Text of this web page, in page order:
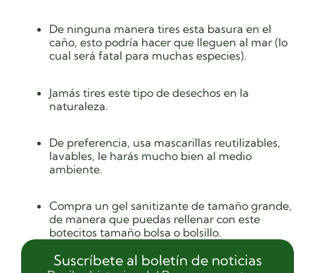
De ninguna manera tires esta basura en el
caño, esto podría hacer que lleguen al mar (lo
cual será fatal para muchas especies).
Jamás tires este tipo de desechos en la
naturaleza.
De preferencia, usa mascarillas reutilizables,
lavables, le harás mucho bien al medio
ambiente.
Compra un gel sanitizante de tamaño grande,
de manera que puedas rellenar con este
botecitos tamaño bolsa o bolsillo.
Suscríbete al boletín de noticias